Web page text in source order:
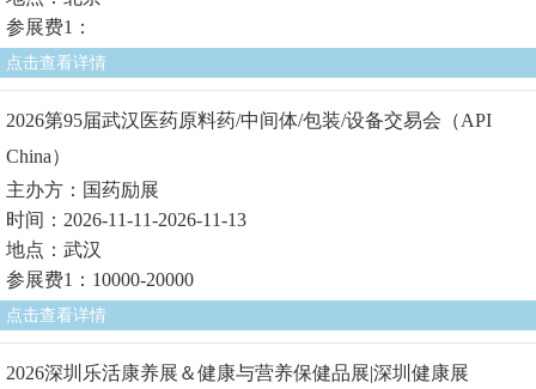
参展费1：
点击查看详情
2026第95届武汉医药原料药/中间体/包装/设备交易会（API
China）
主办方：国药励展
时间：2026-11-11-2026-11-13
地点：武汉
参展费1：10000-20000
点击查看详情
2026深圳乐活康养展＆健康与营养保健品展|深圳健康展